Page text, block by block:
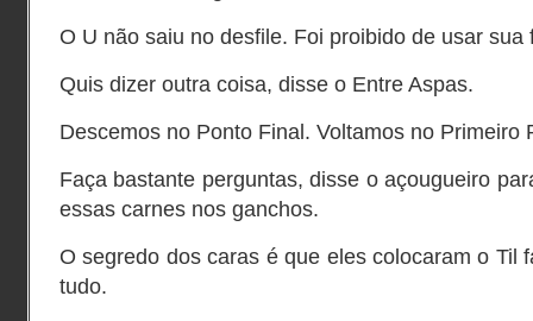
O U não saiu no desfile. Foi proibido de usar
Quis dizer outra coisa, disse o Entre Aspas.
Descemos no Ponto Final. Voltamos no Primeiro
Faça bastante perguntas, disse o açougueiro
essas carnes nos ganchos.
O segredo dos caras é que eles colocaram o Til
tudo.